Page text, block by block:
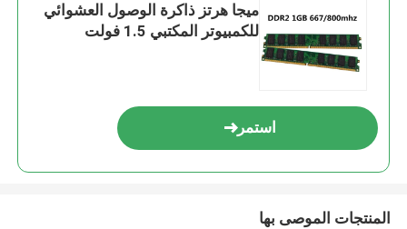
ميجا هرتز ذاكرة الوصول العشوائي
للكمبيوتر المكتبي 1.5 فولت
استمر
المنتجات الموصى بها